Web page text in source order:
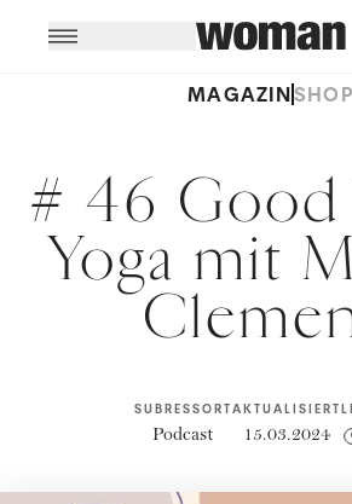
MAGAZINSHOP
# 46 Good
Yoga mit
SUBRESSORT
Podcast
AKTUALISIERT
15.03.2024